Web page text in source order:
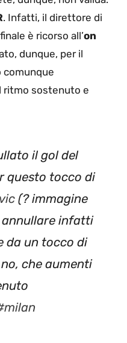
. Infatti, il direttore di
è ricorso all’on
dunque, per il
comunque
ritmo sostenuto e
il gol del
questo tocco di
(? immagine
annullare infatti
da un tocco di
che aumenti